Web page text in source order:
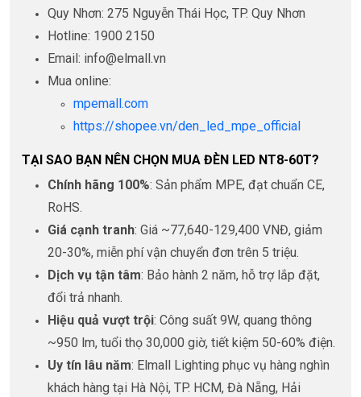
Quy Nhơn: 275 Nguyễn Thái Học, TP. Quy Nhơn
Hotline: 1900 2150
Email: info@elmall.vn
Mua online:
mpemall.com
https://shopee.vn/den_led_mpe_official
TẠI SAO BẠN NÊN CHỌN MUA ĐÈN LED NT8-60T?
Chính hãng 100%: Sản phẩm MPE, đạt chuẩn CE,
RoHS.
Giá cạnh tranh: Giá ~77,640-129,400 VNĐ, giảm
20-30%, miễn phí vận chuyển đơn trên 5 triệu.
Dịch vụ tận tâm: Bảo hành 2 năm, hỗ trợ lắp đặt,
đổi trả nhanh.
Hiệu quả vượt trội: Công suất 9W, quang thông
~950 lm, tuổi thọ 30,000 giờ, tiết kiệm 50-60% điện.
Uy tín lâu năm: Elmall Lighting phục vụ hàng nghìn
khách hàng tại Hà Nội, TP. HCM, Đà Nẵng, Hải